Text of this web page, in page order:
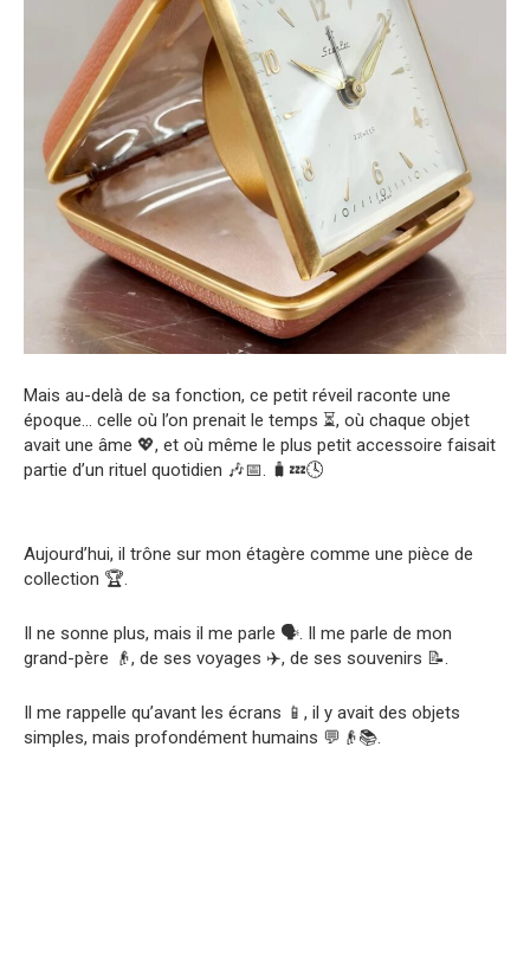
Mais au-delà de sa fonction, ce petit réveil raconte une
époque… celle où l’on prenait le temps ⏳, où chaque objet
avait une âme 💖, et où même le plus petit accessoire faisait
partie d’un rituel quotidien 🎶📅. 🧳💤🕓
Aujourd’hui, il trône sur mon étagère comme une pièce de
collection 🏆.
Il ne sonne plus, mais il me parle 🗣️. Il me parle de mon
grand-père 👴, de ses voyages ✈️, de ses souvenirs 📝.
Il me rappelle qu’avant les écrans 📱, il y avait des objets
simples, mais profondément humains 💬👴📚.